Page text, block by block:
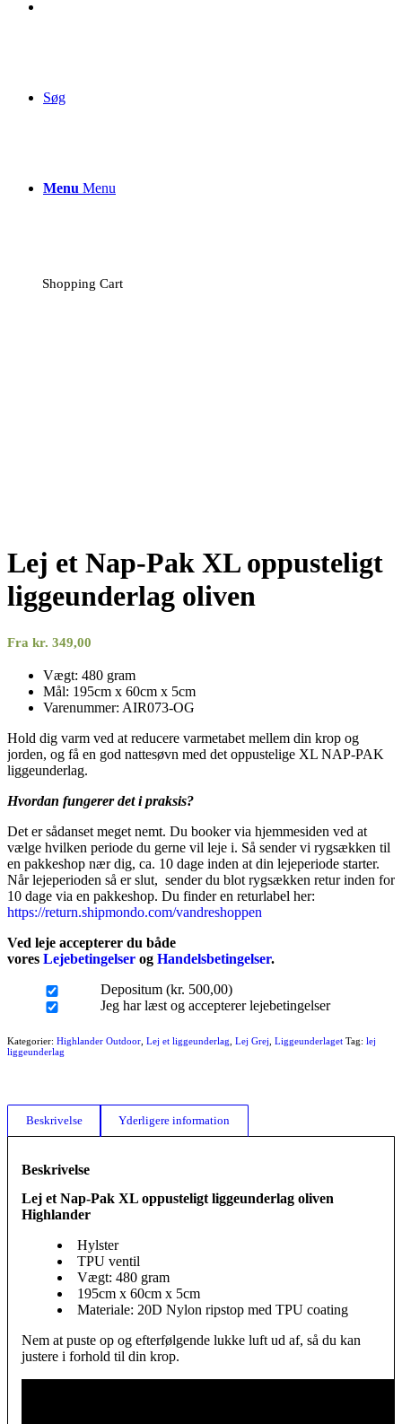
Søg
Menu Menu
Shopping Cart
Lej et Nap-Pak XL oppusteligt
liggeunderlag oliven
Fra kr. 349,00
Vægt: 480 gram
Mål: 195cm x 60cm x 5cm
Varenummer: AIR073-OG
Hold dig varm ved at reducere varmetabet mellem din krop og
jorden, og få en god nattesøvn med det oppustelige XL NAP-PAK
liggeunderlag.
Hvordan fungerer det i praksis?
Det er sådanset meget nemt. Du booker via hjemmesiden ved at
vælge hvilken periode du gerne vil leje i. Så sender vi rygsækken til
en pakkeshop nær dig, ca. 10 dage inden at din lejeperiode starter.
Når lejeperioden så er slut, sender du blot rygsækken retur inden for
10 dage via en pakkeshop. Du finder en returlabel her:
https://return.shipmondo.com/vandreshoppen
Ved leje accepterer du både
vores Lejebetingelser og Handelsbetingelser.
Depositum (kr. 500,00)
Jeg har læst og accepterer lejebetingelser
Kategorier: Highlander Outdoor Lej et liggeunderlag Lej Grej Liggeunderlaget Tag: lej
liggeunderlag
Beskrivelse Yderligere information
Beskrivelse
Lej et Nap-Pak XL oppusteligt liggeunderlag oliven
Highlander
Hylster
TPU ventil
Vægt: 480 gram
195cm x 60cm x 5cm
Materiale: 20D Nylon ripstop med TPU coating
Nem at puste op og efterfølgende lukke luft ud af, så du kan
justere i forhold til din krop.